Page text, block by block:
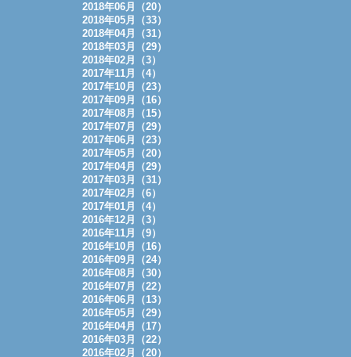
2018年06月（20）
2018年05月（33）
2018年04月（31）
2018年03月（29）
2018年02月（3）
2017年11月（4）
2017年10月（23）
2017年09月（16）
2017年08月（15）
2017年07月（29）
2017年06月（23）
2017年05月（20）
2017年04月（29）
2017年03月（31）
2017年02月（6）
2017年01月（4）
2016年12月（3）
2016年11月（9）
2016年10月（16）
2016年09月（24）
2016年08月（30）
2016年07月（22）
2016年06月（13）
2016年05月（29）
2016年04月（17）
2016年03月（22）
2016年02月（20）